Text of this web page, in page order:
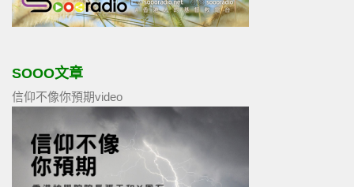
SOOO文章
信仰不像你預期video